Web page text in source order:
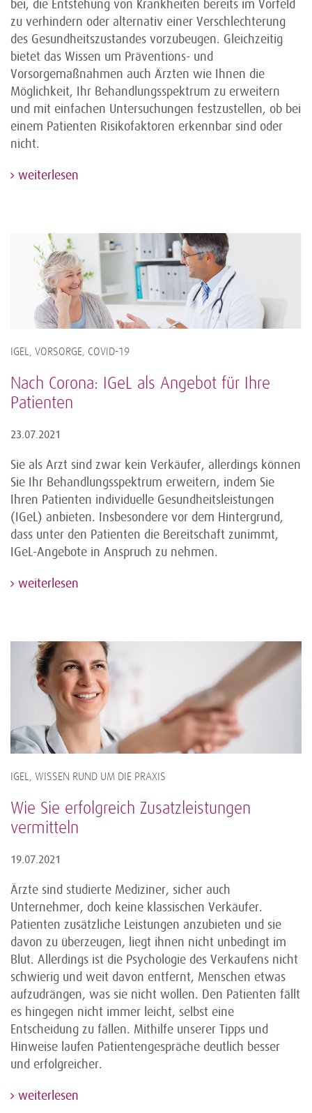
bei, die Entstehung von Krankheiten bereits im Vorfeld
zu verhindern oder alternativ einer Verschlechterung
des Gesundheitszustandes vorzubeugen. Gleichzeitig
bietet das Wissen um Präventions- und
Vorsorgemaßnahmen auch Ärzten wie Ihnen die
Möglichkeit, Ihr Behandlungsspektrum zu erweitern
und mit einfachen Untersuchungen festzustellen, ob bei
einem Patienten Risikofaktoren erkennbar sind oder
nicht.
weiterlesen
IGEL, VORSORGE, COVID-19
Nach Corona: IGeL als Angebot für Ihre
Patienten
23.07.2021
Sie als Arzt sind zwar kein Verkäufer, allerdings können
Sie Ihr Behandlungsspektrum erweitern, indem Sie
Ihren Patienten individuelle Gesundheitsleistungen
(IGeL) anbieten. Insbesondere vor dem Hintergrund,
dass unter den Patienten die Bereitschaft zunimmt,
IGeL-Angebote in Anspruch zu nehmen.
weiterlesen
IGEL, WISSEN RUND UM DIE PRAXIS
Wie Sie erfolgreich Zusatzleistungen
vermitteln
19.07.2021
Ärzte sind studierte Mediziner, sicher auch
Unternehmer, doch keine klassischen Verkäufer.
Patienten zusätzliche Leistungen anzubieten und sie
davon zu überzeugen, liegt ihnen nicht unbedingt im
Blut. Allerdings ist die Psychologie des Verkaufens nicht
schwierig und weit davon entfernt, Menschen etwas
aufzudrängen, was sie nicht wollen. Den Patienten fällt
es hingegen nicht immer leicht, selbst eine
Entscheidung zu fällen. Mithilfe unserer Tipps und
Hinweise laufen Patientengespräche deutlich besser
und erfolgreicher.
weiterlesen